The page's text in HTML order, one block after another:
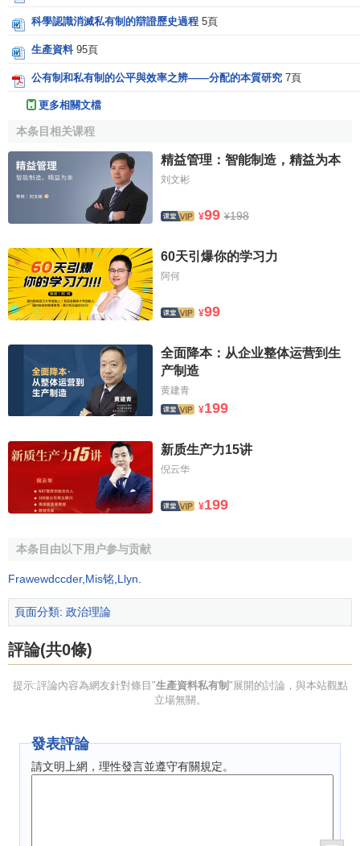
科學認識消滅私有制的辯證歷史過程 5頁
生產資料 95頁
公有制和私有制的公平與效率之辨——分配的本質研究 7頁
更多相關文檔
本条目相关课程
精益管理：智能制造，精益为本
刘文彬
¥99 ¥198
60天引爆你的学习力
阿何
¥99
全面降本：从企业整体运营到生
产制造
黄建青
¥199
新质生产力15讲
倪云华
¥199
本条目由以下用户参与贡献
Frawewdccder, Mis铭 Llyn
頁面分類: 政治理論
評論(共0條)
提示:評論內容為網友針對條目"生產資料私有制 "展開的討論，與本站觀點
立場無關。
發表評論
請文明上網，理性發言並遵守有關規定。